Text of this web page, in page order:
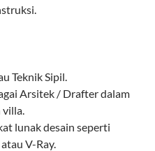
Teknik Sipil.
Arsitek / Drafter dalam
villa.
lunak desain seperti
V-Ray.